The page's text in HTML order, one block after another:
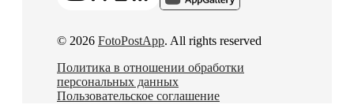
© 2026 FotoPostApp. All rights reserved
Политика в отношении обработки
персональных данных
Пользовательское соглашение